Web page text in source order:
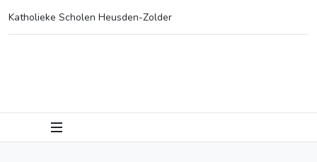
Katholieke Scholen Heusden-Zolder